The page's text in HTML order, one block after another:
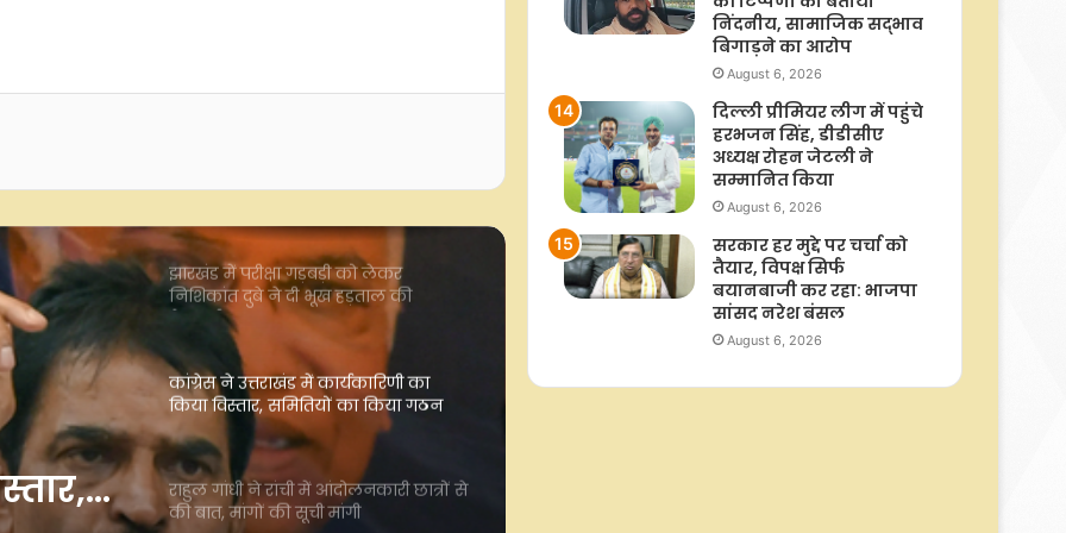
जल्द स्वस्थ होने की कामना की
झारखंड में परीक्षा गड़बड़ी को लेकर
निशिकांत दुबे ने दी भूख हड़ताल की
चेतावनी
कांग्रेस ने उत्तराखंड में कार्यकारिणी का
किया विस्तार, समितियों का किया गठन
राहुल गांधी ने रांची में आंदोलनकारी छात्रों से
की बात, मांगों की सूची मांगी
निंदनीय, सामाजिक सद्भाव
बिगाड़ने का आरोप
August 6, 2026
दिल्ली प्रीमियर लीग में पहुंचे
हरभजन सिंह, डीडीसीए
अध्यक्ष रोहन जेटली ने
सम्मानित किया
August 6, 2026
सरकार हर मुद्दे पर चर्चा को
तैयार, विपक्ष सिर्फ
बयानबाजी कर रहा: भाजपा
सांसद नरेश बंसल
August 6, 2026